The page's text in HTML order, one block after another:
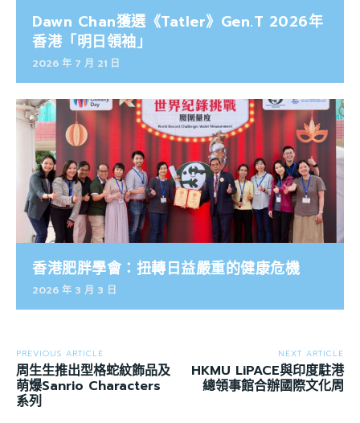
Dawn Chan獲選《Tatler》Gen.T 2026年
香港「明日領袖」
2026 年 7 月 21 日
香港肥胖學會：扭轉日益嚴重的健康危機
2026 年 3 月 3 日
PREVIOUS ARTICLE
周生生推出型格蛇紋飾品及
萌爆Sanrio Characters
系列
NEXT ARTICLE
HKMU LiPACE與印度駐港
總領事館合辦國際文化周